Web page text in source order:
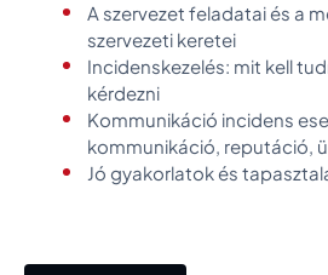
A szervezet feladatai és a
szervezeti keretei
Incidenskezelés: mit kell
kérdezni
Kommunikáció incidens
kommunikáció, reputáció,
Jó gyakorlatok és